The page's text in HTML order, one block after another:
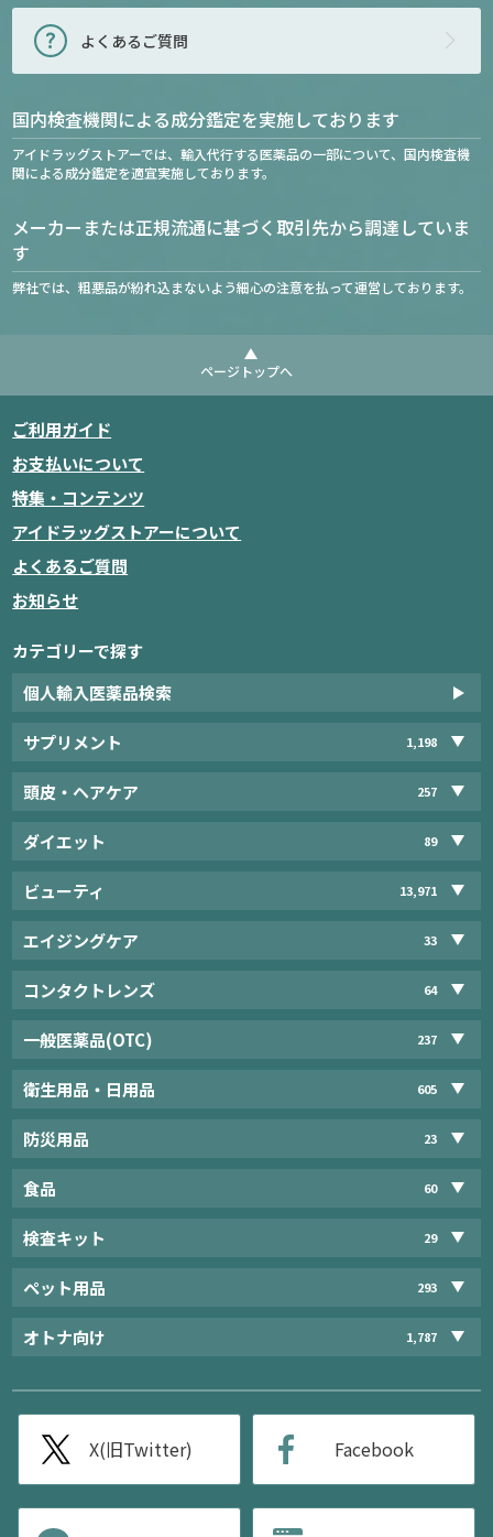
よくあるご質問
国内検査機関による成分鑑定を実施しております
アイドラッグストアーでは、輸入代行する医薬品の一部について、国内検査機
関による成分鑑定を適宜実施しております。
メーカーまたは正規流通に基づく取引先から調達していま
す
弊社では、粗悪品が紛れ込まないよう細心の注意を払って運営しております。
ページトップへ
ご利用ガイド
お支払いについて
特集・コンテンツ
アイドラッグストアーについて
よくあるご質問
お知らせ
カテゴリーで探す
個人輸入医薬品検索
サプリメント 1,198
頭皮・ヘアケア 257
ダイエット 89
ビューティ 13,971
エイジングケア 33
コンタクトレンズ 64
一般医薬品(OTC) 237
衛生用品・日用品 605
防災用品 23
食品 60
検査キット 29
ペット用品 293
オトナ向け 1,787
X(旧Twitter) Facebook